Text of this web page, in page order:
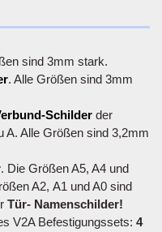
sind 3mm stark.
. Alle Größen sind 3mm
Schilder der
A. Alle Größen sind 3,2mm
. Die Größen A5, A4 und
A2, A1 und A0 sind
Tür- Namenschilder!
V2A Befestigungssets: 4